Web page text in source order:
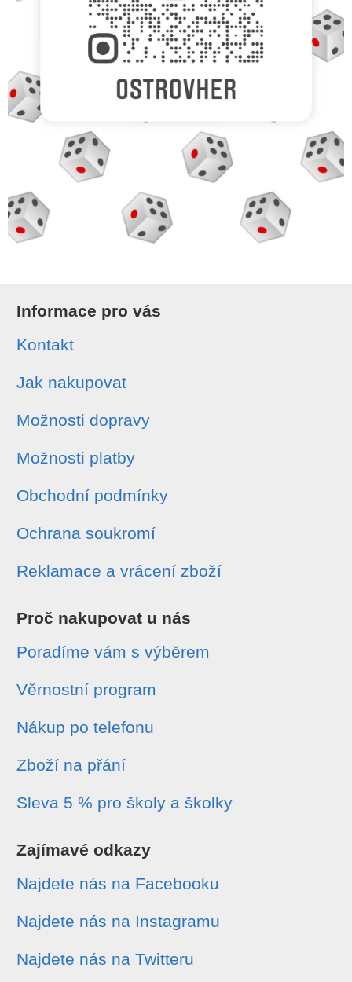
Informace pro vás
Kontakt
Jak nakupovat
Možnosti dopravy
Možnosti platby
Obchodní podmínky
Ochrana soukromí
Reklamace a vrácení zboží
Proč nakupovat u nás
Poradíme vám s výběrem
Věrnostní program
Nákup po telefonu
Zboží na přání
Sleva 5 % pro školy a školky
Zajímavé odkazy
Najdete nás na Facebooku
Najdete nás na Instagramu
Najdete nás na Twitteru